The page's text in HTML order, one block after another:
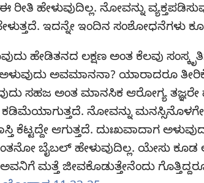
ಹೇಳುವುದಿಲ್ಲ. ನೋವನ್ನು
ಇದನ್ನೇ ಇಂದಿನ ಸಂಶೋಧನೆಗಳು
ಹೇಡಿತನದ ಲಕ್ಷಣ ಅಂತ ಕೆಲವು
ಅವಮಾನನಾ? ಯಾರಾದರೂ
ಸಹಜ ಅಂತ ಮಾನಸಿಕ ಆರೋಗ್ಯ ತಜ್ಞರೇ
ನೋವನ್ನು
ಕೆಟ್ಟದ್ದೇ ಆಗುತ್ತದೆ. ದುಃಖವಾದಾಗ
ಬೈಬಲ್‌ ಹೇಳುವುದಿಲ್ಲ. ಯೇಸು ಕೂಡ
ಮತ್ತೆ ಜೀವಕೊಡುತ್ತೇನೆಂದು